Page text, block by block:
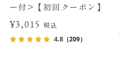
ー付>【初回クーポン】
¥3,015税込
4.8（209）